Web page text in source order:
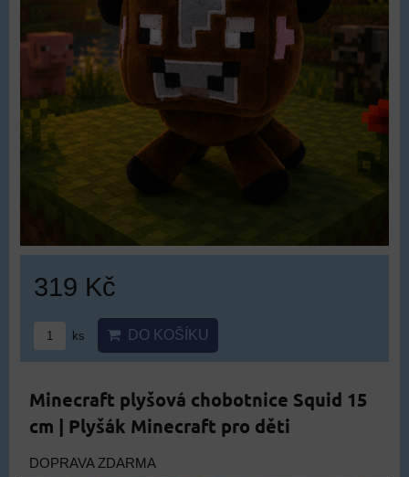
319 Kč
ks DO KOŠÍKU
Minecraft plyšová chobotnice Squid 15
cm | Plyšák Minecraft pro děti
DOPRAVA ZDARMA